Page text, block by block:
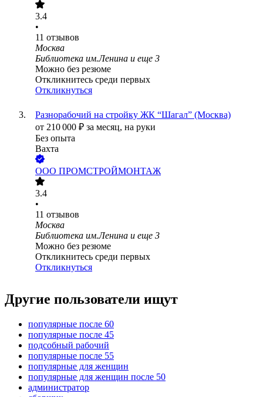
3.4
•
11 отзывов
Москва
Библиотека им.Ленина и еще 3
Можно без резюме
Откликнитесь среди первых
Откликнуться
Разнорабочий на стройку ЖК “Шагал” (Москва)
от 210 000 ₽ за месяц, на руки
Без опыта
Вахта
ООО ПРОМСТРОЙМОНТАЖ
3.4
•
11 отзывов
Москва
Библиотека им.Ленина и еще 3
Можно без резюме
Откликнитесь среди первых
Откликнуться
Другие пользователи ищут
популярные после 60
популярные после 45
подсобный рабочий
популярные после 55
популярные для женщин
популярные для женщин после 50
администратор